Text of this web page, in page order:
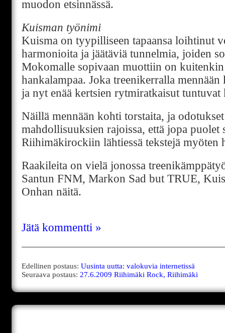
muodon etsinnässä.
Kuisman työnimi
Kuisma on tyypilliseen tapaansa loihtinut
harmonioita ja jäätäviä tunnelmia, joiden
Mokomalle sopivaan muottiin on
hankalampaa. Joka treenikerralla
ja nyt enää kertsien rytmiratkaisut tuntuvat
Näillä mennään kohti torstaita, ja
mahdollisuuksien rajoissa, että jopa puolet
Riihimäkirockiin lähtiessä tekstejä myöten
Raakileita on vielä jonossa
Santun FNM, Markon Sad but TRUE,
Onhan näitä.
Jätä kommentti »
Edellinen postaus: Uusinta uutta: valokuvia internetissä
Seuraava postaus: 27.6.2009 Riihimäki Rock, Riihimäki